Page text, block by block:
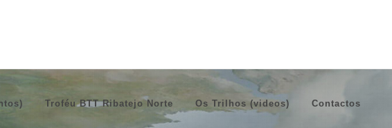
Troféu BTT Ribatejo Norte Os Trilhos (videos) Contactos